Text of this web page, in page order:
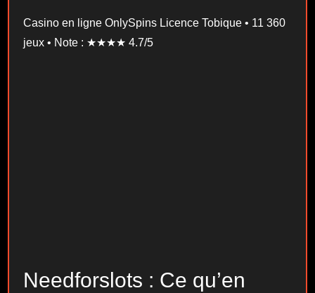
Casino en ligne OnlySpins Licence Tobique • 11 360
jeux • Note : ★★★★ 4.7/5
Needforslots : Ce qu’en